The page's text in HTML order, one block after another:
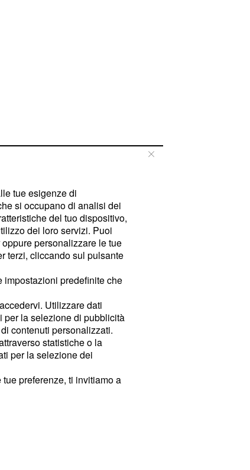
tue esigenze di
si occupano di analisi dei
del tuo dispositivo,
dei loro servizi. Puoi
personalizzare le tue
terzi, cliccando sul pulsante
impostazioni predefinite che
Utilizzare dati
per la selezione di pubblicità
contenuti personalizzati.
statistiche o la
per la selezione dei
preferenze, ti invitiamo a